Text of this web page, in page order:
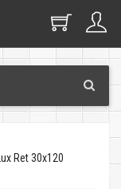
Ret 30x120